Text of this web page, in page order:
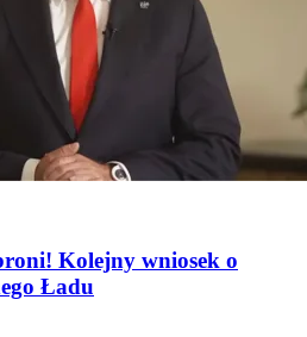
Kolejny wniosek o
Ładu